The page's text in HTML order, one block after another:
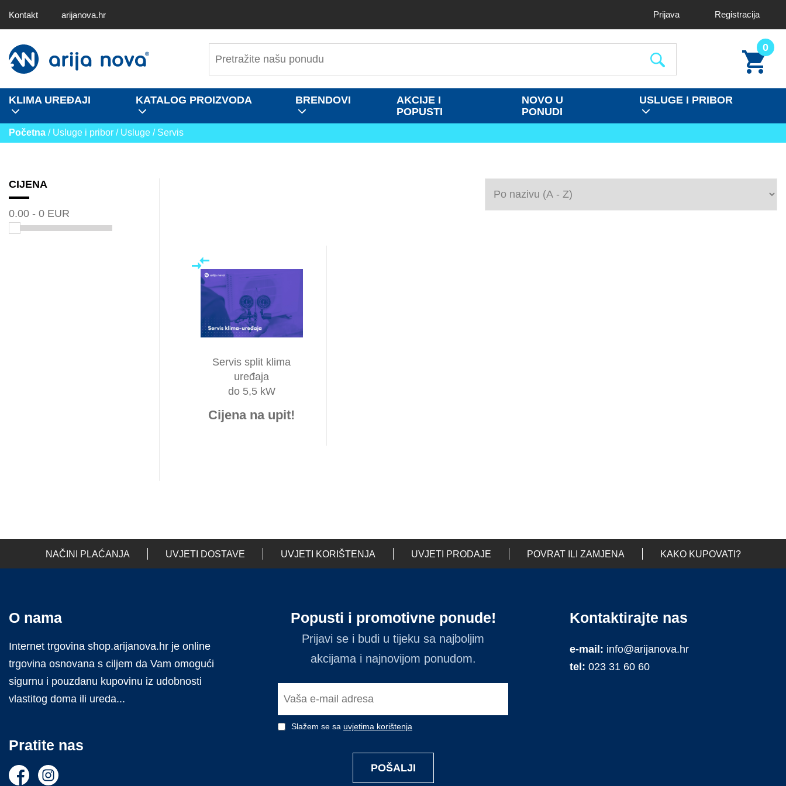
Kontakt arijanova.hr Prijava Registracija
0
KLIMA UREĐAJI KATALOG PROIZVODA BRENDOVI
AKCIJE I
POPUSTI
NOVO U
PONUDI
USLUGE I PRIBOR
Početna / Usluge i pribor / Usluge / Servis
CIJENA
0.00 - 0 EUR
Servis split klima
uređaja
do 5,5 kW
Cijena na upit!
NAČINI PLAĆANJA UVJETI DOSTAVE UVJETI KORIŠTENJA UVJETI PRODAJE POVRAT ILI ZAMJENA KAKO KUPOVATI?
O nama
Internet trgovina shop.arijanova.hr je online
trgovina osnovana s ciljem da Vam omogući
sigurnu i pouzdanu kupovinu iz udobnosti
vlastitog doma ili ureda...
Pratite nas
Popusti i promotivne ponude!
Prijavi se i budi u tijeku sa najboljim
akcijama i najnovijom ponudom.
Slažem se sa uvjetima korištenja
POŠALJI
Kontaktirajte nas
e-mail: info@arijanova.hr
tel: 023 31 60 60